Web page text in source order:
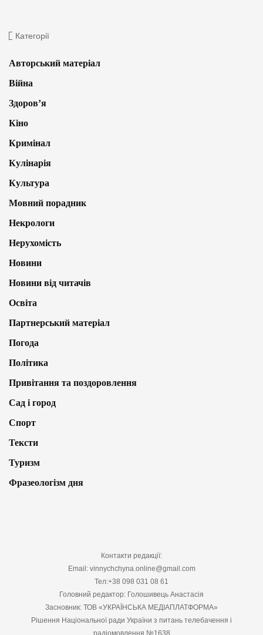
Категорії
Авторський матеріал
Війна
Здоров’я
Кіно
Кримінал
Кулінарія
Культура
Мовний порадник
Некрологи
Нерухомість
Новини
Новини від читачів
Освіта
Партнерський матеріал
Погода
Політика
Привітання та поздоровлення
Сад і город
Спорт
Тексти
Туризм
Фразеологізм дня
Контакти редакції:
Email: vinnychchyna.online@gmail.com
Тел:+38 098 031 08 61
Головний редактор: Голошивець Анастасія
Засновник: ТОВ «УКРАЇНСЬКА МЕДІАПЛАТФОРМА»
Рішення Національної ради України з питань телебачення і
радіомовлення №1638